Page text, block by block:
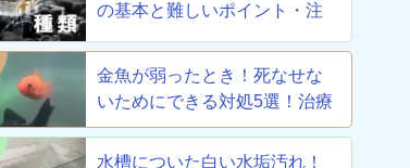
の基本と難しいポイント・注
金魚が弱ったとき！死なせな
いためにできる対処5選！治療
から養生まで！
水槽についた白い水垢汚れ！